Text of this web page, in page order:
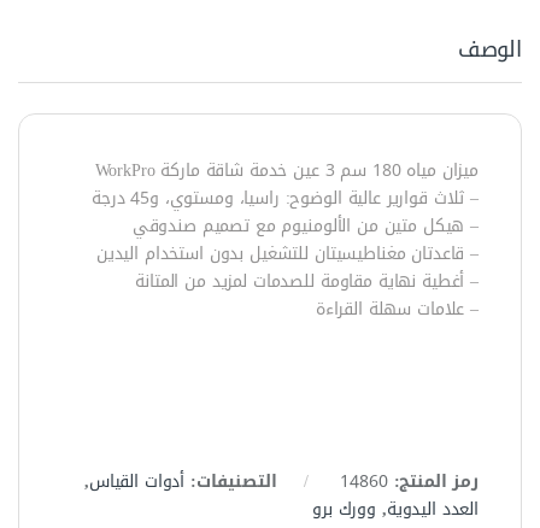
الوصف
ميزان مياه 180 سم 3 عين خدمة شاقة ماركة WorkPro
– ثلاث قوارير عالية الوضوح: راسيا، ومستوي، و45 درجة
– هيكل متين من الألومنيوم مع تصميم صندوقي
– قاعدتان مغناطيسيتان للتشغيل بدون استخدام اليدين
– أغطية نهاية مقاومة للصدمات لمزيد من المتانة
– علامات سهلة القراءة
رمز المنتج:14860 التصنيفات: أدوات القياس,
العدد اليدوية, وورك برو